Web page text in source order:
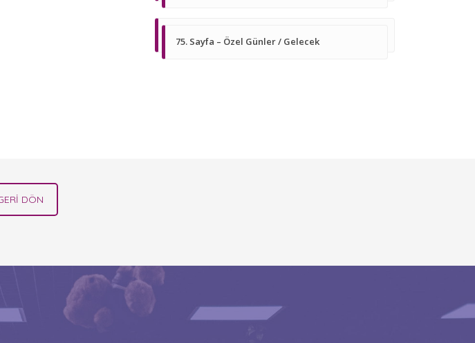
75. Sayfa – Özel Günler / Gelecek
DÖN